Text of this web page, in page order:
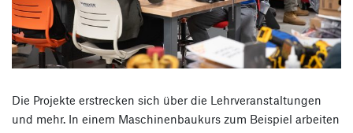
Die Projekte erstrecken sich über die Lehrveranstaltungen
und mehr. In einem Maschinenbaukurs zum Beispiel arbeiten